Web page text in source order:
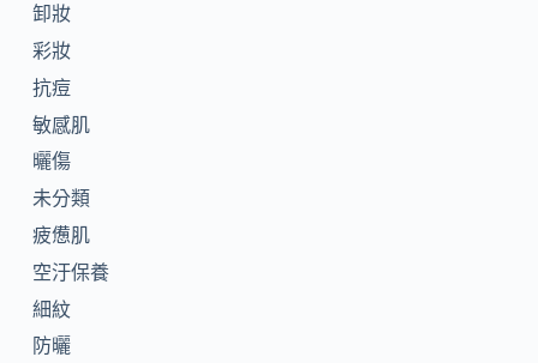
卸妝
彩妝
抗痘
敏感肌
曬傷
未分類
疲憊肌
空汙保養
細紋
防曬